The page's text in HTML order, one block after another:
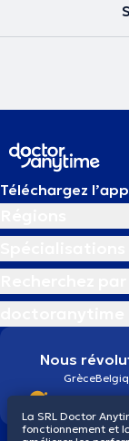
Téléchargez l’app
Nous
Grèce
La SRL Doctor
fonctionnement et